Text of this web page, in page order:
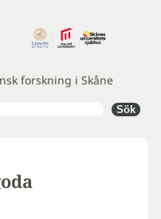
forskning i Skåne
Sök